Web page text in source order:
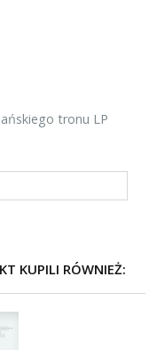
tronu LP
KUPILI RÓWNIEŻ: